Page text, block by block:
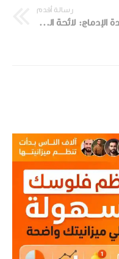
رسالة أقدم
المندوبية العامة لإدارة السجون وإعادة الإدماج: لائحة المدعوين لاجتياز الاختبار الشفوي لمباراة توظيف (100) مراقب مربي ، المجراة يوم 21 ماي 2023